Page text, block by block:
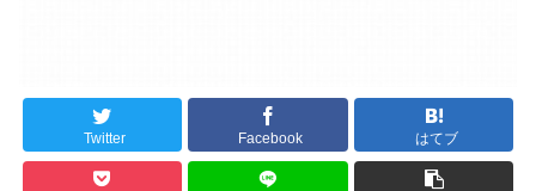
Twitter Facebook はてブ